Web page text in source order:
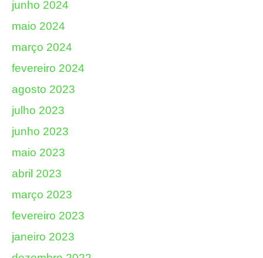
junho 2024
maio 2024
março 2024
fevereiro 2024
agosto 2023
julho 2023
junho 2023
maio 2023
abril 2023
março 2023
fevereiro 2023
janeiro 2023